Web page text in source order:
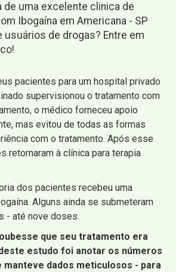
de uma excelente clinica de
Ibogaína em Americana - SP
usuários de drogas? Entre em
pacientes para um hospital privado
supervisionou o tratamento com
o médico forneceu apoio
mas evitou de todas as formas
com o tratamento. Após esse
retornaram à clínica para terapia
dos pacientes recebeu uma
Alguns ainda se submeteram
- até nove doses.
que seu tratamento era
estudo foi anotar os números
manteve dados meticulosos - para